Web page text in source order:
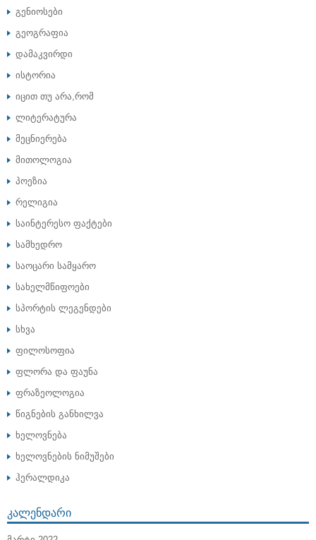
გენიოსები
გეოგრაფია
დამაკვირდი
ისტორია
იცით თუ არა,რომ
ლიტერატურა
მეცნიერება
მითოლოგია
პოეზია
რელიგია
საინტერესო ფაქტები
სამხედრო
საოცარი სამყარო
სახელმწიფოები
სპორტის ლეგენდები
სხვა
ფილოსოფია
ფლორა და ფაუნა
ფრაზეოლოგია
წიგნების განხილვა
ხელოვნება
ხელოვნების ნიმუშები
ჰერალდიკა
ᲙᲐᲚᲔᲜᲓᲐᲠᲘ